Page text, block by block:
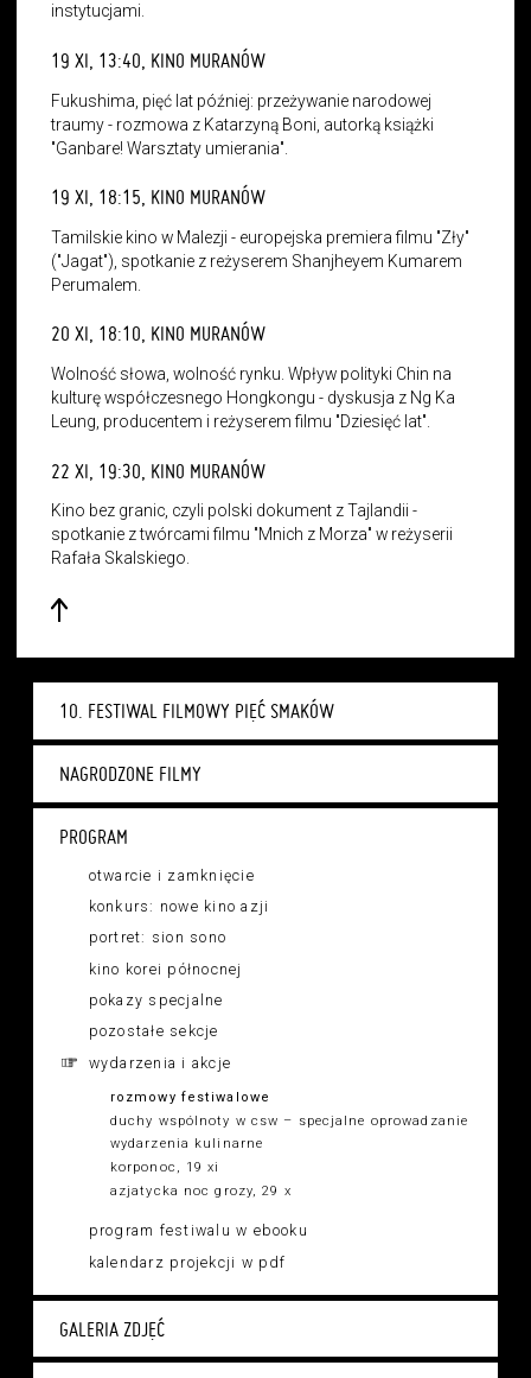
10. FESTIWAL FILMOWY PIĘĆ SMAKÓW
NAGRODZONE FILMY
PROGRAM
otwarcie i zamknięcie
konkurs: nowe kino azji
portret: sion sono
kino korei północnej
pokazy specjalne
pozostałe sekcje
wydarzenia i akcje
rozmowy festiwalowe
duchy wspólnoty w csw – specjalne oprowadzanie
wydarzenia kulinarne
korponoc, 19 xi
azjatycka noc grozy, 29 x
program festiwalu w ebooku
kalendarz projekcji w pdf
GALERIA ZDJĘĆ
instytucjami.
19 XI, 13:40, KINO MURANÓW
Fukushima, pięć lat później: przeżywanie narodowej
traumy - rozmowa z Katarzyną Boni, autorką książki
"Ganbare! Warsztaty umierania".
19 XI, 18:15, KINO MURANÓW
Tamilskie kino w Malezji - europejska premiera filmu "Zły"
("Jagat"), spotkanie z reżyserem Shanjheyem Kumarem
Perumalem.
20 XI, 18:10, KINO MURANÓW
Wolność słowa, wolność rynku. Wpływ polityki Chin na
kulturę współczesnego Hongkongu - dyskusja z Ng Ka
Leung, producentem i reżyserem filmu "Dziesięć lat".
22 XI, 19:30, KINO MURANÓW
Kino bez granic, czyli polski dokument z Tajlandii -
spotkanie z twórcami filmu "Mnich z Morza" w reżyserii
Rafała Skalskiego.